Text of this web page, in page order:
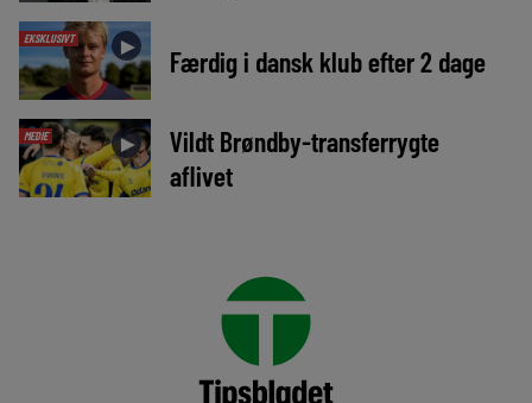
EKSKLUSIVT ► Færdig i dansk klub efter 2 dage
MEDIE ►
Vildt Brøndby-transferrygte
aflivet